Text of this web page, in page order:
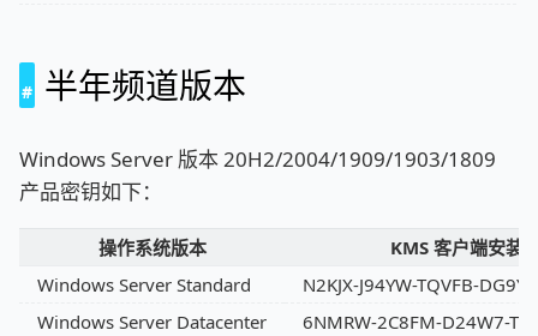
半年频道版本
Windows Server 版本 20H2/2004/1909/1903/1809
产品密钥如下：
操作系统版本
KMS 客户端安装
Windows Server Standard
N2KJX-J94YW-TQVFB-
Windows Server Datacenter
6NMRW-2C8FM-D24W7-